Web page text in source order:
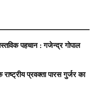
पहचान : गजेन्द्र गोपाल
प्रवक्ता पारस गुर्जर का